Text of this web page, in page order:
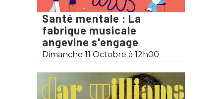
Santé mentale : La
fabrique musicale
angevine s'engage
Dimanche 11 Octobre à 12h00